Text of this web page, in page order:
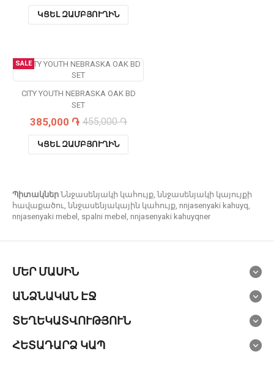
ԿՑԵԼ ԶԱՄԲՅՈՒՂԻՆ
SALE
CITY YOUTH NEBRASKA OAK BD
SET
385,000 ֏ 455,000 ֏
ԿՑԵԼ ԶԱՄԲՅՈՒՂԻՆ
Պիտակներ Ննջասենյակի կահույք,ննջասենյակի կայույքի
հավաքածու,ննջասենյակային կահույք, nnjasenyaki kahuyq,
nnjasenyaki mebel , spalni mebel , nnjasenyaki kahuyqner
ՄԵՐ ՄԱՍԻՆ
ԱՆՁՆԱԿԱՆ ԷՋ
ՏԵՂԵԿԱՏՎՈՒԹՅՈՒՆ
ՀԵՏԱԴԱՐՁ ԿԱՊ